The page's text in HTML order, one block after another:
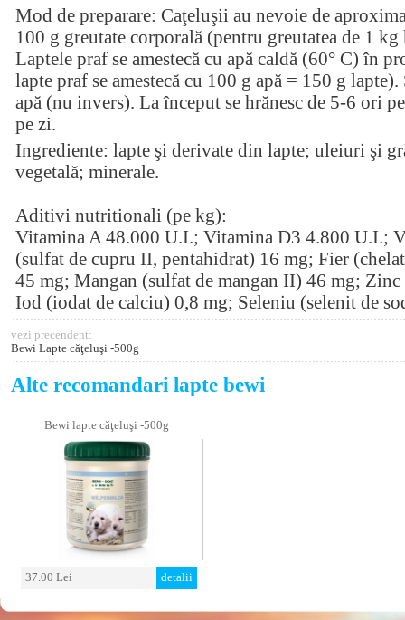
Mod de preparare: Caţeluşii au nevoie de
100 g greutate corporală (pentru greutatea de 1
Laptele praf se amestecă cu apă caldă (60° C) în
lapte praf se amestecă cu 100 g apă = 150 g
apă (nu invers). La început se hrănesc de 5-6 ori
pe zi.
Ingrediente: lapte şi derivate din lapte; uleiuri şi
vegetală; minerale.
Aditivi nutritionali (pe kg):
Vitamina A 48.000 U.I.; Vitamina D3 4.800 U.I.;
(sulfat de cupru II, pentahidrat) 16 mg; Fier
45 mg; Mangan (sulfat de mangan II) 46 mg;
Iod (iodat de calciu) 0,8 mg; Seleniu (selenit de
vezi precendent:
Bewi Lapte căţeluşi -500g
Alte recomandari lapte bewi
Bewi lapte căţeluşi -500g
37.00 Lei detalii